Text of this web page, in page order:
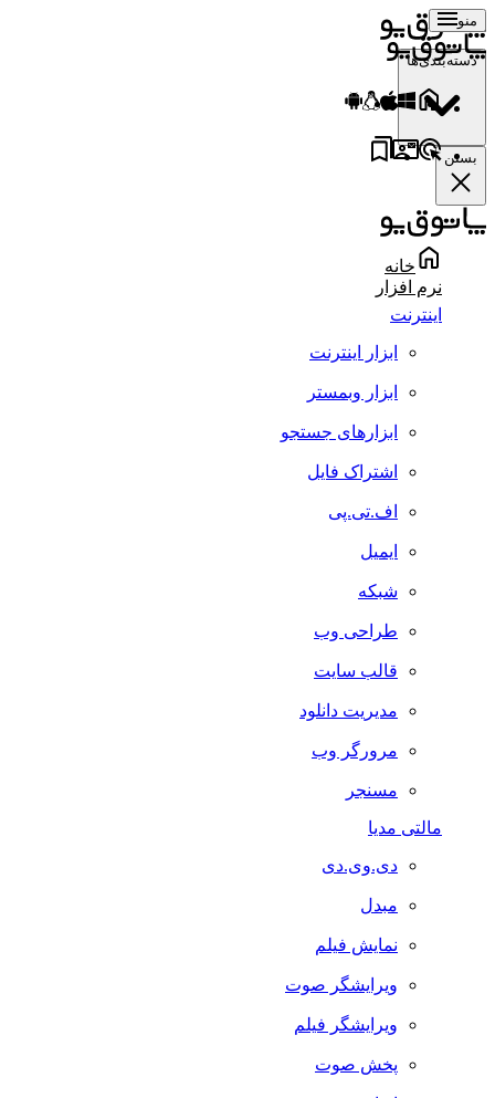
منو
دسته‌بندی‌ها
بستن
خانه
نرم افزار
اینترنت
ابزار اینترنت
ابزار وبمستر
ابزارهای جستجو
اشتراک فایل
اف.تی.پی
ایمیل
شبکه
طراحی وب
قالب سایت
مدیریت دانلود
مرورگر وب
مسنجر
مالتی مدیا
دی.وی.دی
مبدل
نمایش فیلم
ویرایشگر صوت
ویرایشگر فیلم
پخش صوت